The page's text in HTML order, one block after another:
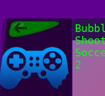
Juegos Friv
2022, Juegos
2022
Juegos Friv
2